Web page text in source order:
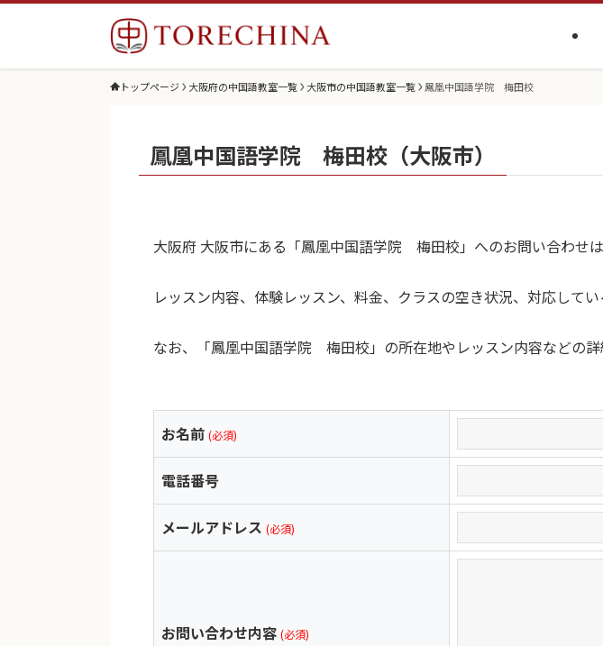
トップページ 大阪府の中国語教室一覧 大阪市の中国語教室一覧 鳳凰中国語学院 梅田校
鳳凰中国語学院 梅田校（大阪市）
大阪府 大阪市にある「鳳凰中国語学院 梅田校」へのお問い合わせは
レッスン内容、体験レッスン、料金、クラスの空き状況、対応して
なお、「鳳凰中国語学院 梅田校」の所在地やレッスン内容などの詳
お名前 (必須)
電話番号
メールアドレス (必須)
お問い合わせ内容 (必須)